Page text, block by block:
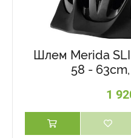
Шлем Merida
58 -
1